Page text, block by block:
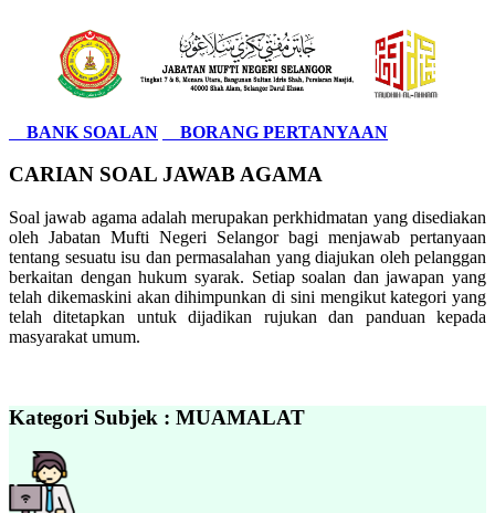
BANK SOALAN BORANG PERTANYAAN
CARIAN SOAL JAWAB AGAMA
Soal jawab agama adalah merupakan perkhidmatan yang disediakan
oleh Jabatan Mufti Negeri Selangor bagi menjawab pertanyaan
tentang sesuatu isu dan permasalahan yang diajukan oleh pelanggan
berkaitan dengan hukum syarak. Setiap soalan dan jawapan yang
telah dikemaskini akan dihimpunkan di sini mengikut kategori yang
telah ditetapkan untuk dijadikan rujukan dan panduan kepada
masyarakat umum.
Kategori Subjek : MUAMALAT